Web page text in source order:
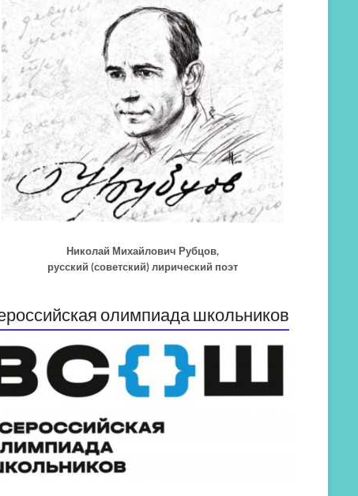
Николай Михайлович Рубцов,
русский (советский) лирический поэт
олимпиада школьников